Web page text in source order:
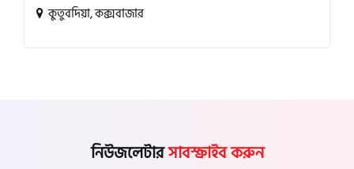
কুতুবদিয়া, কক্সবাজার
নিউজলেটারসাবস্ক্রাইব করুন